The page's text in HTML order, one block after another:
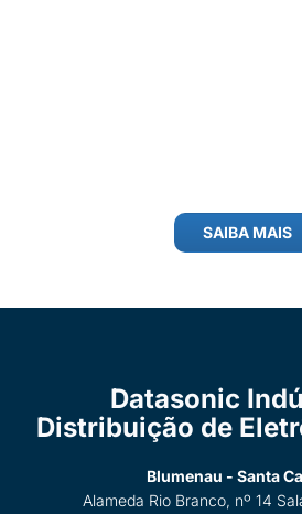
SAIBA MAIS
Datasonic
Distribuição de
Blumenau - Santa
Alameda Rio Branco, nº 14